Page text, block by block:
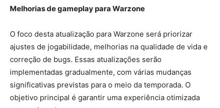
Melhorias de gameplay para Warzone
O foco desta atualização para Warzone será priorizar
ajustes de jogabilidade, melhorias na qualidade de vida e
correção de bugs. Essas atualizações serão
implementadas gradualmente, com várias mudanças
significativas previstas para o meio da temporada. O
objetivo principal é garantir uma experiência otimizada